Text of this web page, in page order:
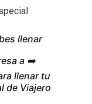
llenar
a ➡️
llenar tu
de Viajero